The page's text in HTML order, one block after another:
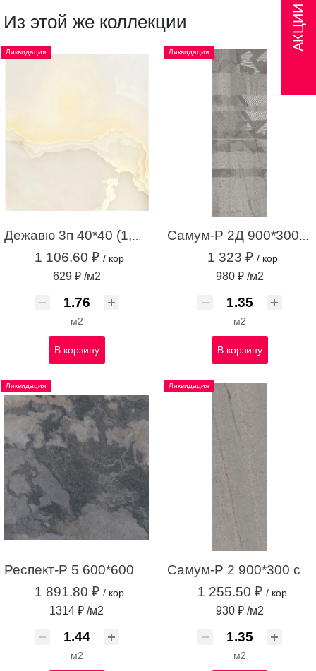
Из этой же коллекции
Ликвидация
Дежавю 3п 40*40 (1,76м.кв.)
1 106.60 ₽ / кор
629 ₽ /м2
м2
В корзину
Ликвидация
Самум-Р 2Д 900*300 серый (1,35 м.кв.)
1 323 ₽ / кор
980 ₽ /м2
м2
В корзину
Ликвидация
1 891.80 ₽ / кор
1314 ₽ /м2
м2
Ликвидация
1 255.50 ₽ / кор
930 ₽ /м2
м2
АКЦИИ